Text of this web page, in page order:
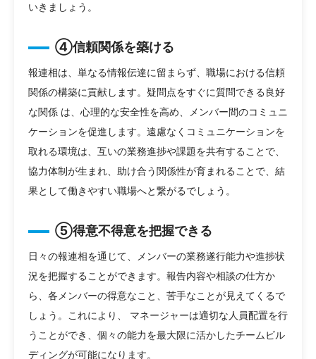
いきましょう。
④信頼関係を築ける
報連相は、単なる情報伝達に留まらず、職場における信頼
関係の構築に貢献します。疑問点をすぐに質問できる良好
な関係 は、心理的な安全性を高め、メンバー間のコミュニ
ケーションを促進します。遠慮なくコミュニケーションを
取れる環境は、互いの業務進捗や課題を共有することで、
協力体制が生まれ、助け合う関係性が育まれることで、結
果として働きやすい職場へと繋がるでしょう。
⑤得意不得意を把握できる
日々の報連相を通じて、メンバーの業務遂行能力や進捗状
況を把握することができます。報告内容や相談の仕方か
ら、各メンバーの得意なこと、苦手なことが見えてくるで
しょう。これにより、 マネージャーは適切な人員配置を行
うことができ、個々の能力を最大限に活かしたチームビル
ディングが可能になります。